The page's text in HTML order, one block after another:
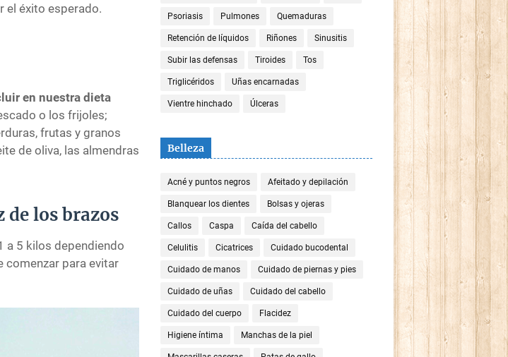
el éxito esperado.
en nuestra dieta
o los frijoles;
frutas y granos
de oliva, las almendras
los brazos
a 5 kilos dependiendo
comenzar para evitar
Psoriasis Pulmones Quemaduras
Retención de líquidos Riñones Sinusitis
Subir las defensas Tiroides Tos
Triglicéridos Uñas encarnadas
Vientre hinchado Úlceras
Belleza
Acné y puntos negros Afeitado y depilación
Blanquear los dientes Bolsas y ojeras
Callos Caspa Caída del cabello
Celulitis Cicatrices Cuidado bucodental
Cuidado de manos Cuidado de piernas y pies
Cuidado de uñas Cuidado del cabello
Cuidado del cuerpo Flacidez
Higiene íntima Manchas de la piel